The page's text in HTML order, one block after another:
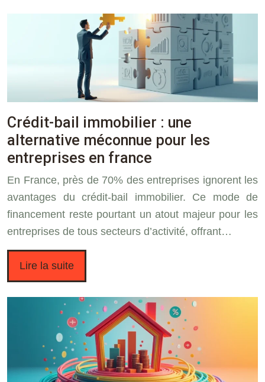
Crédit-bail immobilier : une
alternative méconnue pour les
entreprises en france
En France, près de 70% des entreprises ignorent les
avantages du crédit-bail immobilier. Ce mode de
financement reste pourtant un atout majeur pour les
entreprises de tous secteurs d’activité, offrant…
Lire la suite